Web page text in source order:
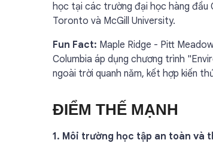
học tại các trường đại học hàng đầu
Toronto và McGill University.
Fun Fact: Maple Ridge - Pitt
Columbia áp dụng chương trình
ngoài trời quanh năm, kết hợp kiến
ĐIỂM THẾ MẠNH
1. Môi trường học tập an toàn và